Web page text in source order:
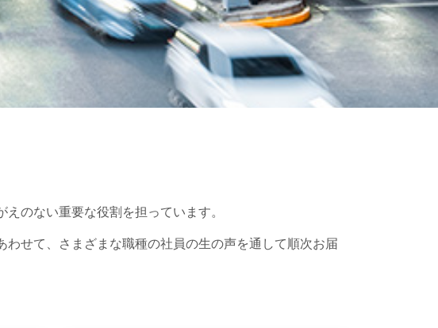
のない重要な役割を担っています。
せて、さまざまな職種の社員の生の声を通して順次お届